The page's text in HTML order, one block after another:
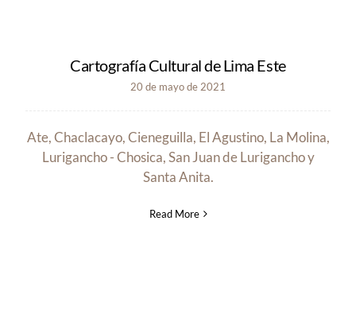
Cartografía Cultural de Lima Este
20 de mayo de 2021
Ate, Chaclacayo, Cieneguilla, El Agustino, La Molina,
Lurigancho - Chosica, San Juan de Lurigancho y
Santa Anita.
Read More